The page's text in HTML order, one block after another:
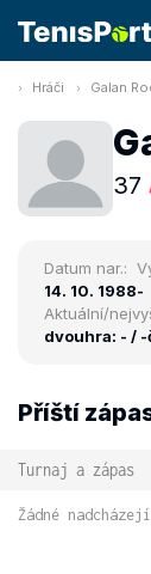
Hráči Galan
37
Datum nar.:
14. 10. 1988-
Aktuální/
dvouhra: - / -
Příští
Turnaj a zápas
Žádné